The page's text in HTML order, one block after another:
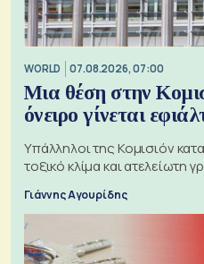
WORLD 07.08.2026, 07:00
Μια θέση στην
όνειρο γίνεται
Υπάλληλοι της Κομισιόν
τοξικό κλίμα και ατελείωτη
Γιάννης Αγουρίδης